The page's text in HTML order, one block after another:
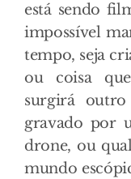
está sendo
impossível
tempo, seja
ou coisa
surgirá
gravado por
drone, ou
mundo